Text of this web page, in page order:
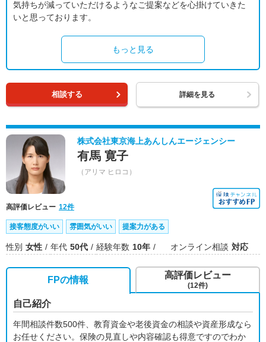
気持ちが減っていただけるようなご提案などを心掛けていきた
いと思っております。
もっと見る
相談する 詳細を見る
株式会社東京海上あんしんエージェンシー
有馬 寛子
（アリマ ヒロコ）
高評価レビュー 12件
接客態度がいい 雰囲気がいい 提案力がある
性別 女性 年代 50代 経験年数 10年 オンライン相談 対応
FPの情報
自己紹介
年間相談件数500件、教育資金や老後資金の相談や資産形成なら
お任せください。保険の見直しや内容確認も得意ですのでわか
高評価レビュー
(12件)